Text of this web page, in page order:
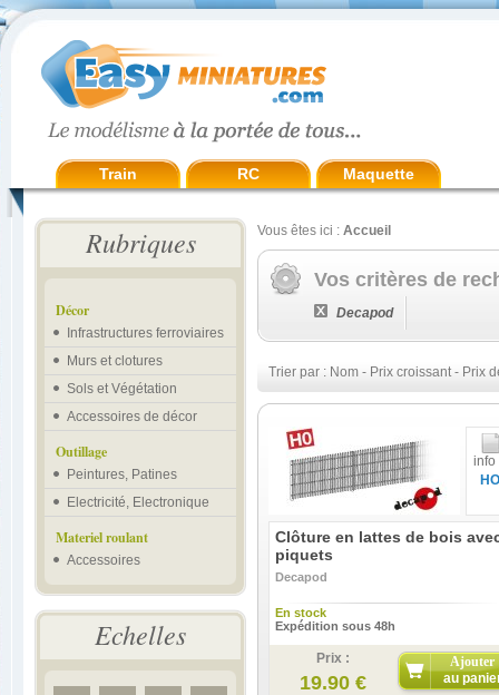
Train RC Maquette
Rubriques
Décor
Infrastructures ferroviaires
Murs et clotures
Sols et Végétation
Accessoires de décor
Outillage
Peintures, Patines
Electricité, Electronique
Materiel roulant
Accessoires
Echelles
Vous êtes ici : Accueil
Vos critères de
Decapod
Trier par : Nom - Prix croissant- Prix
info
HO
Clôture en lattes de bois
piquets
Decapod
En stock
Expédition sous 48h
Prix :
19.90 €
Ajouter
au